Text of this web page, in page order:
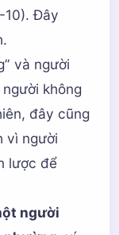
10). Đây
và người
người không
đây cũng
vì người
lược để
người